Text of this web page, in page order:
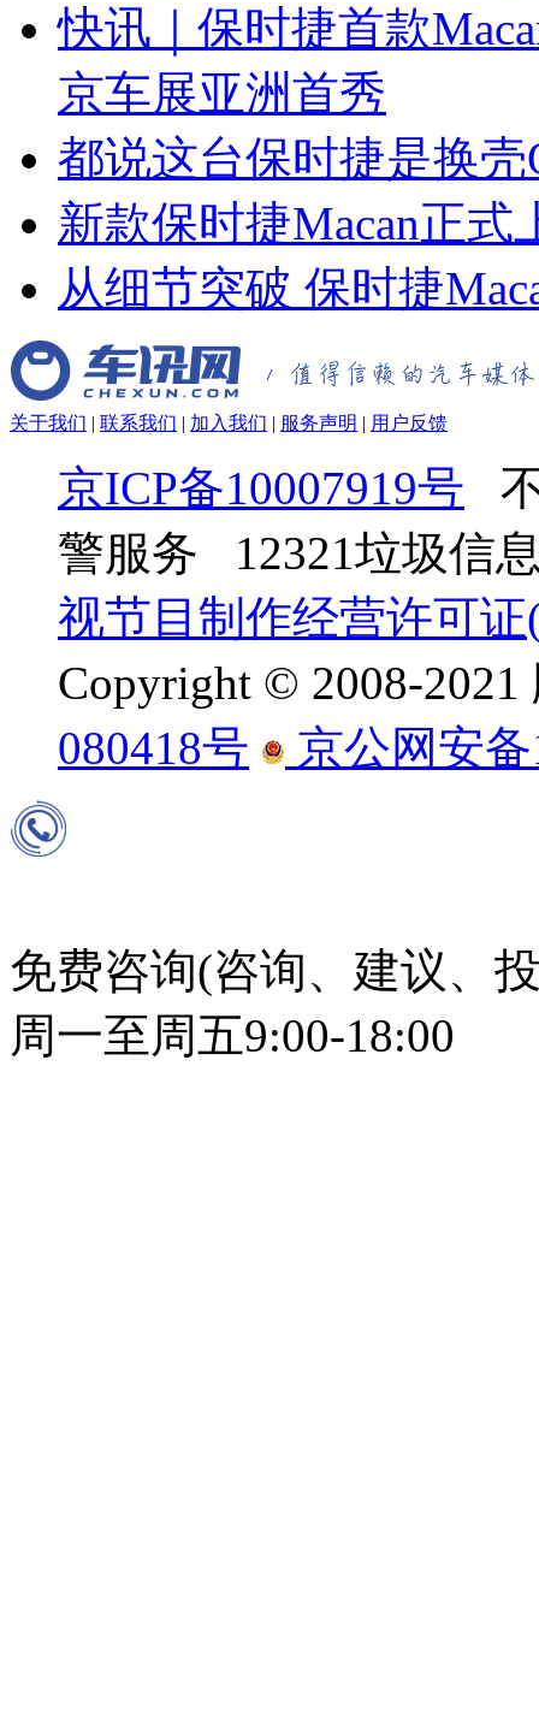
快讯｜保时捷首款
京车展亚洲首秀
都说这台保时捷是换
新款保时捷Macan正式
从细节突破 保时捷
关于我们 | 联系我们 | 加入我们 | 服务声明 | 用户反馈
京ICP备10007919号
警服务 12321垃圾信
视节目制作经营许可证
Copyright © 2008-
080418号
京公网安备
免费咨询(咨询、建议、
周一至周五9:00-18:00